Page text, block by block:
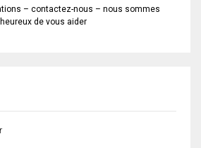
– contactez-nous – nous sommes
heureux de vous aider